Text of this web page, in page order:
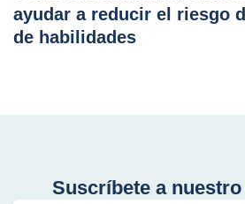
ayudar a reducir el riesgo
de habilidades
Suscríbete a